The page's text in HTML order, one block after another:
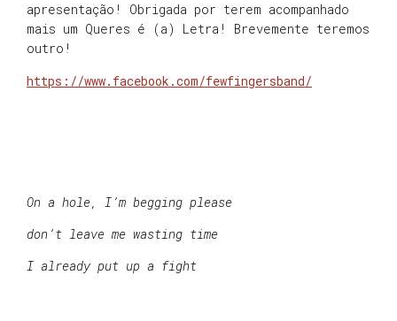
apresentação! Obrigada por terem acompanhado
mais um Queres é (a) Letra! Brevemente teremos
outro!
https://www.facebook.com/fewfingersband/
On a hole, I’m begging please
don’t leave me wasting time
I already put up a fight